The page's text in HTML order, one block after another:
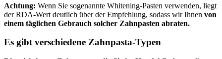
Achtung: Wenn Sie sogenannte Whitening-Pasten verwenden, liegt
der RDA-Wert deutlich über der Empfehlung, sodass wir Ihnen von
einem täglichen Gebrauch solcher Zahnpasten abraten.
Es gibt verschiedene Zahnpasta-Typen